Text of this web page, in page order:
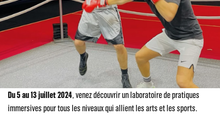
Du 5 au 13 juillet 2024, venez découvrir un laboratoire de pratiques
immersives pour tous les niveaux qui allient les arts et les sports.